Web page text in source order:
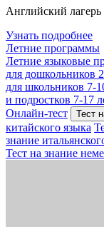
Английский
Узнать подробнее
Летние программы
Летние языковые
для дошкольников
для школьников 7-
и подростков 7-17
Онлайн-тест
Тест
китайского языка
знание
Тест на знание